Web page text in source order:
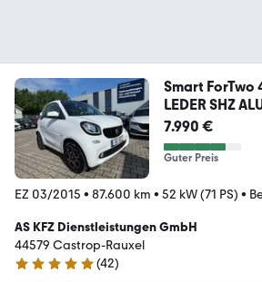
Smart ForTwo
LEDER SHZ
7.990 €
Guter Preis
EZ 03/2015 • 87.600 km • 52 kW (71 PS) •
AS KFZ Dienstleistungen GmbH
44579 Castrop-Rauxel
5 Sterne
(42)